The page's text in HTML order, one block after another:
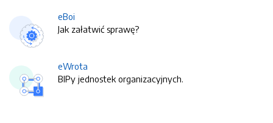
eBoi
Jak załatwić sprawę?
eWrota
BIPy jednostek organizacyjnych.